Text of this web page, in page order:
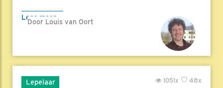
Lees meer
Door Louis van Oort
Lepelaar 48x
1051x